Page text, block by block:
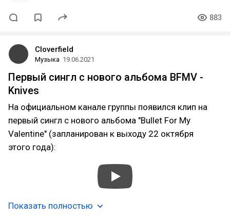
883
Cloverfield
Музыка 19.06.2021
Первый сингл с нового альбома BFMV -
Knives
На официальном канале группы появился клип на
первый сингл с нового альбома "Bullet For My
Valentine" (запланирован к выходу 22 октября
этого года):
Показать полностью